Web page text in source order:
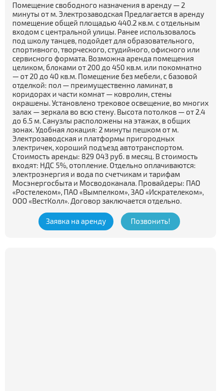
Помещение свободного назначения в аренду — 2
минуты от м. Электрозаводская Предлагается в аренду
помещение общей площадью 440.2 кв.м. с отдельным
входом с центральной улицы. Ранее использовалось
под школу танцев, подойдет для образовательного,
спортивного, творческого, студийного, офисного или
сервисного формата. Возможна аренда помещения
целиком, блоками от 200 до 450 кв.м. или покомнатно
— от 20 до 40 кв.м. Помещение без мебели, с базовой
отделкой: пол — преимущественно ламинат, в
коридорах и части комнат — ковролин, стены
окрашены. Установлено трековое освещение, во многих
залах — зеркала во всю стену. Высота потолков — от 2.4
до 6.5 м. Санузлы расположены на этажах, в общих
зонах. Удобная локация: 2 минуты пешком от м.
Электрозаводская и платформы пригородных
электричек, хороший подъезд автотранспортом.
Стоимость аренды: 829 043 руб. в месяц. В стоимость
входят: НДС 5%, отопление. Отдельно оплачиваются:
электроэнергия и вода по счетчикам и тарифам
Мосэнергосбыта и Мосводоканала. Провайдеры: ПАО
«Ростелеком», ПАО «Вымпелком», ЗАО «Искрателеком»,
ООО «ВестКолл». Договор заключается отдельно.
Заявка на аренду Позвонить!